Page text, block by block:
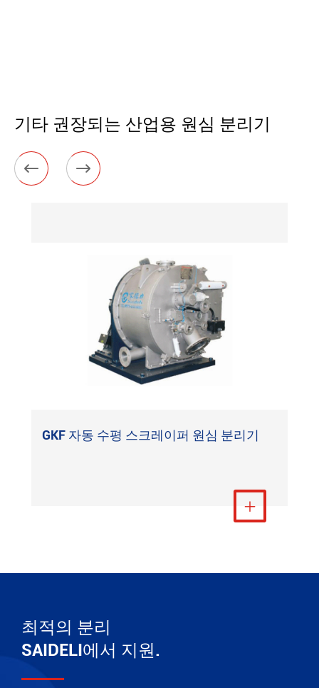
기타 권장되는 산업용 원심 분리기
 
GKF 자동 수평 스크레이퍼 원심 분리기
더 보기

최적의 분리
SAIDELI에서 지원.